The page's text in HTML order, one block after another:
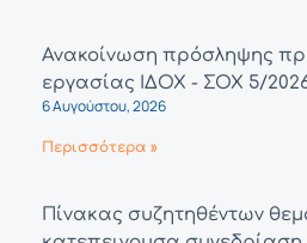
Ανακοίνωση πρόσληψης
εργασίας ΙΔΟΧ - ΣΟΧ 5/
6 Αυγούστου, 2026
Περισσότερα »
Πίνακας συζητηθέντων